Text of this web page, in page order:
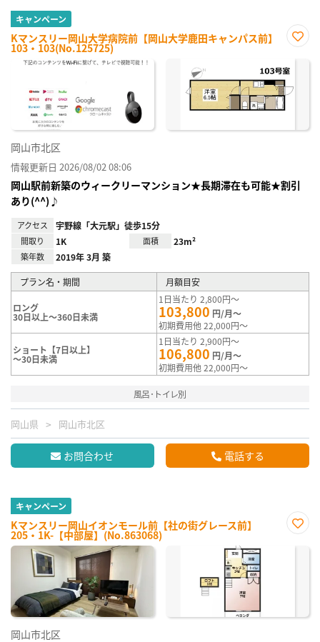
キャンペーン
Kマンスリー岡山大学病院前【岡山大学鹿田キャンパス前】
103・103(No.125725)
に入
り登
岡山市北区
情報更新日 2026/08/02 08:06
岡山駅前新築のウィークリーマンション★長期滞在も可能★割引
あり(^^)♪
アクセス 宇野線「大元駅」徒歩15分
間取り 1K 面積 23m²
築年数 2019年 3月 築
プラン名・期間 月額目安
ロング
30日以上～360日未満
1日当たり 2,800円～
103,800 円/月～
初期費用他 22,000円～
ショート【7日以上】
～30日未満
1日当たり 2,900円～
106,800 円/月～
初期費用他 22,000円～
風呂･トイレ別
岡山県 岡山市北区
お問合わせ 電話する
キャンペーン
Kマンスリー岡山イオンモール前【社の街グレース前】
205・1K-【中部屋】(No.863068)
に入
岡山市北区